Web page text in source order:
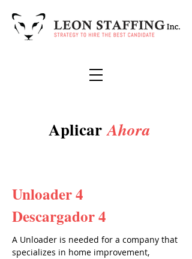
AplicarAhora
Unloader 4
Descargador 4
A Unloader is needed for a company that
specializes in home improvement,